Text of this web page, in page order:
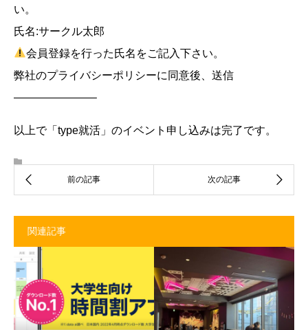
い。
氏名:サークル太郎
会員登録を行った氏名をご記入下さい。
弊社のプライバシーポリシーに同意後、送信
———————–
以上で「type就活」のイベント申し込みは完了です。
関連記事